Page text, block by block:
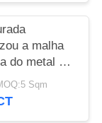
a malha
do metal da
do elo
do furo de
Sqm